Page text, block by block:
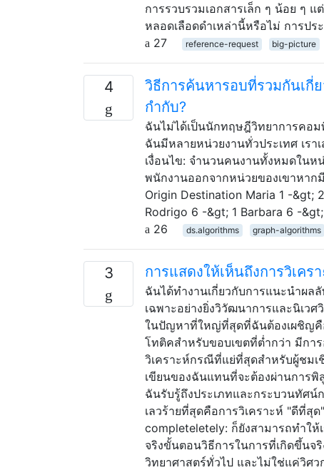
การรวบรวมเอกสารเล็ก ๆ น้อย ๆ
หลอดเลือดดำเหล่านี้หรือไม่ การป
27
reference-request big-picture
4
วิธีการค้นหารอบที่รวมกันเ
กำกับ?
ฉันไม่ได้เป็นนักทฤษฎีวิทยาการคอ
ฉันมีหลายหน่วยงานทั่วประเทศ เร
เงื่อนไข: จำนวนคนงานทั้งหมดในห
พนักงานออกจากหน่วยของเขาหา
Origin Destination Maria 1 -
Rodrigo 6 -&gt; 1 Barbara 6 -
26
ds.algorithms graph-algorithms
3 การแสดงให้เห็นถึงการวิเค
ฉันได้ทำงานเกี่ยวกับการแนะนำผ
เฉพาะอย่างยิ่งวิวัฒนาการและนิเว
ในปัญหาที่ใหญ่ที่สุดที่ฉันต้องเผชิญคื
โทติคสำหรับขอบเขตที่ต่ำกว่า มีกา
วิเคราะห์กรณีที่แย่ที่สุดสำหรับผู้ชมเ
เขียนของฉันแทนที่จะต้องผ่านการ
ฉันรับรู้ถึงประเภทและกระบวนทัศน์
เลวร้ายที่สุดคือการวิเคราะห์ "ดีที่สุ
completeletely: ก็ยังสามารถทำใ
จริงขั้นตอนวิธีการในการที่เกิดขึ้นจ
วิทยาศาสตร์ทั่วไป และไม่ใช่แค่วิศ